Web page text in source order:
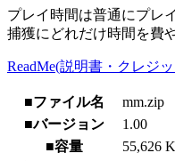
プレイ時間は普通にプレ
捕獲にどれだけ時間を費
ReadMe(説明書・クレジ
■ファイル名
mm.zip
■バージョン
1.00
■容量
55,626